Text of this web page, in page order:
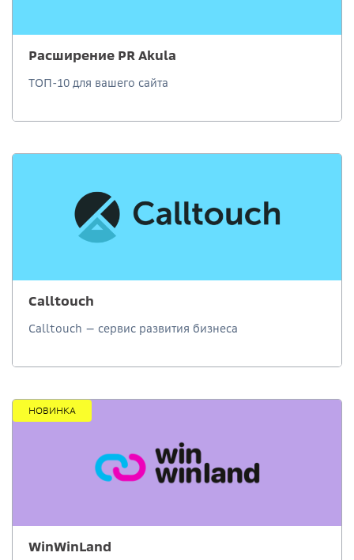
Расширение PR Akula
ТОП-10 для вашего сайта
Calltouch
Calltouch — сервис развития бизнеса
НОВИНКА
WinWinLand